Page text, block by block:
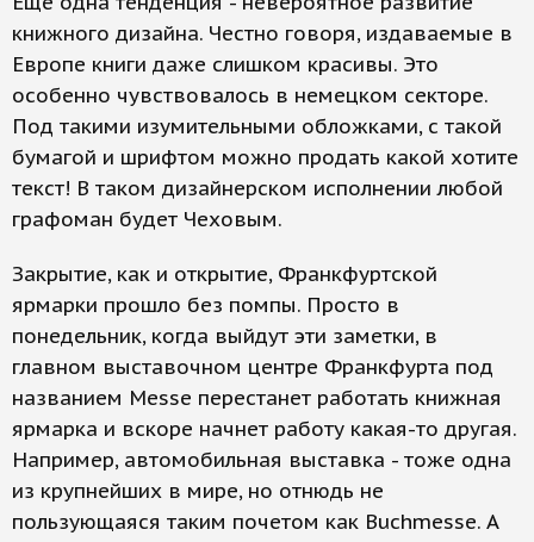
книжного дизайна. Честно говоря, издаваемые в
Европе книги даже слишком красивы. Это
особенно чувствовалось в немецком секторе.
Под такими изумительными обложками, с такой
бумагой и шрифтом можно продать какой хотите
текст! В таком дизайнерском исполнении любой
графоман будет Чеховым.
Закрытие, как и открытие, Франкфуртской
ярмарки прошло без помпы. Просто в
понедельник, когда выйдут эти заметки, в
главном выставочном центре Франкфурта под
названием Messe перестанет работать книжная
ярмарка и вскоре начнет работу какая-то другая.
Например, автомобильная выставка - тоже одна
из крупнейших в мире, но отнюдь не
пользующаяся таким почетом как Buchmesse. А